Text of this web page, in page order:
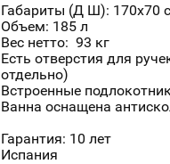
Габариты (Д Ш): 170x70
Объем: 185 л
Вес нетто: 93 кг
Есть отверстия для
отдельно)
Встроенные
Ванна оснащена
Гарантия: 10 лет
Испания